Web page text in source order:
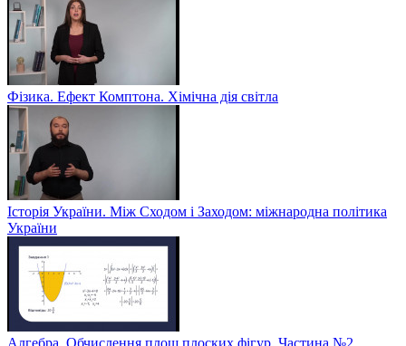
Фізика. Ефект Комптона. Хімічна дія світла
Історія України. Між Сходом і Заходом: міжнародна політика
України
Алгебра. Обчислення площ плоских фігур. Частина №2